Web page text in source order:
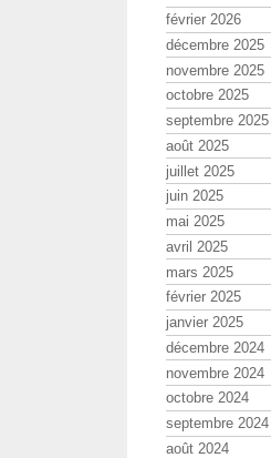
février 2026
décembre 2025
novembre 2025
octobre 2025
septembre 2025
août 2025
juillet 2025
juin 2025
mai 2025
avril 2025
mars 2025
février 2025
janvier 2025
décembre 2024
novembre 2024
octobre 2024
septembre 2024
août 2024